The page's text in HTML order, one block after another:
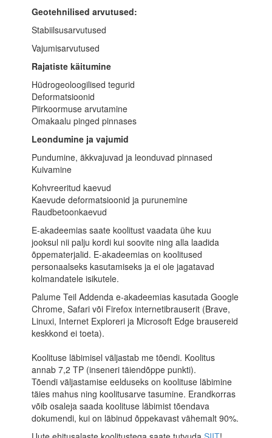
Geotehnilised arvutused:
Stabiilsusarvutused
Vajumisarvutused
Rajatiste käitumine
Hüdrogeoloogilised tegurid
Deformatsioonid
Piirkoormuse arvutamine
Omakaalu pinged pinnases
Leondumine ja vajumid
Pundumine, äkkvajuvad ja leonduvad pinnased
Kuivamine
Kohvreeritud kaevud
Kaevude deformatsioonid ja purunemine
Raudbetoonkaevud
E-akadeemias saate koolitust vaadata ühe kuu
jooksul nii palju kordi kui soovite ning alla laadida
õppematerjalid. E-akadeemias on koolitused
personaalseks kasutamiseks ja ei ole jagatavad
kolmandatele isikutele.
Palume Teil Addenda e-akadeemias kasutada Google
Chrome, Safari või Firefox internetibrauserit (Brave,
Linuxi, Internet Exploreri ja Microsoft Edge brausereid
keskkond ei toeta).
Koolituse läbimisel väljastab me tõendi. Koolitus
annab 7,2 TP (inseneri täiendõppe punkti).
Tõendi väljastamise eelduseks on koolituse läbimine
täies mahus ning koolitusarve tasumine. Erandkorras
võib osaleja saada koolituse läbimist tõendava
dokumendi, kui on läbinud õppekavast vähemalt 90%.